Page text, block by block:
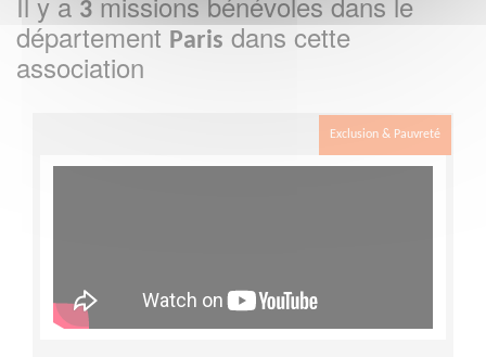
3
départementParisdans cette
association
Exclusion & Pauvreté